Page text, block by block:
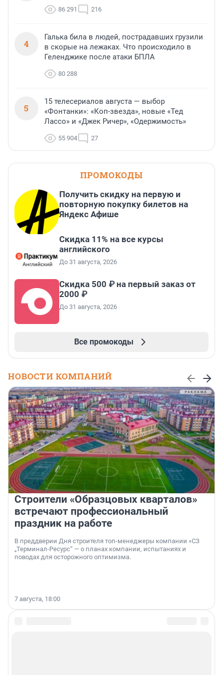
86 291 216
4
Галька била в людей, пострадавших грузили
в скорые на лежаках. Что происходило в
Геленджике после атаки БПЛА
80 288
5
15 телесериалов августа — выбор
«Фонтанки»: «Коп-звезда», новые «Тед
Лассо» и «Джек Ричер», «Одержимость»
55 904 27
ПРОМОКОДЫ
Получить скидку на первую и
повторную покупку билетов на
Яндекс Афише
Скидка 11% на все курсы
английского
До 31 августа, 2026
Скидка 500 ₽ на первый заказ от
2000 ₽
До 31 августа, 2026
Все промокоды
НОВОСТИ КОМПАНИЙ
Строители «Образцовых кварталов»
встречают профессиональный
праздник на работе
В преддверии Дня строителя топ-менеджеры компании «СЗ
„Терминал-Ресурс“ — о планах компании, испытаниях и
поводах для осторожного оптимизма.
7 августа, 18:00